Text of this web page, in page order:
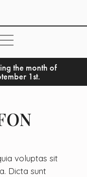
the month of
1st.
voluptas sit
Dicta sunt